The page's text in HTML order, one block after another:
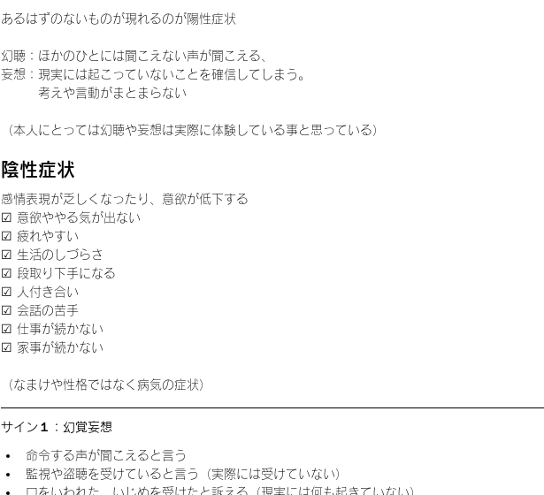
あるはずのないものが現れるのが陽性症状​
幻聴：ほかのひとには聞こえない声が聞こえる、
妄想：現実には起こっていないことを確信してしまう。
考えや言動がまとまらない
（本人にとっては幻聴や妄想は実際に体験している事と思っている）
陰性症状
​感情表現が乏しくなったり、意欲が低下する
☑ 意欲ややる気が出ない
☑ 疲れやすい
☑ 生活のしづらさ
☑ 段取り下手になる
☑ 人付き合い
☑ 会話の苦手
☑ 仕事が続かない
☑ 家事が続かない
（なまけや性格ではなく病気の症状）
サイン１：幻覚妄想
命令する声が聞こえると言う
監視や盗聴を受けていると言う（実際には受けていない）